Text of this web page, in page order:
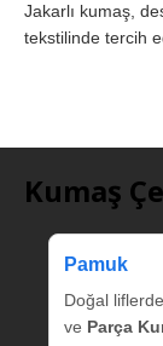
Jakarlı kumaş,
tekstilinde tercih
Kumaş
Pamuk
Doğal
ve Parça